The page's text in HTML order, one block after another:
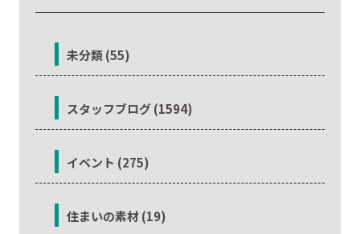
未分類 (55)
スタッフブログ (1594)
イベント (275)
住まいの素材 (19)